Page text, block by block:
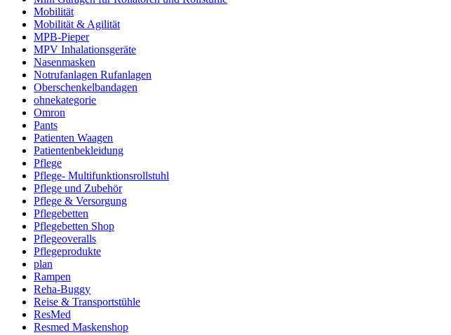
Mobilität
Mobilität & Agilität
MPB-Pieper
MPV Inhalationsgeräte
Nasenmasken
Notrufanlagen Rufanlagen
Oberschenkelbandagen
ohnekategorie
Omron
Pants
Patienten Waagen
Patientenbekleidung
Pflege
Pflege- Multifunktionsrollstuhl
Pflege und Zubehör
Pflege & Versorgung
Pflegebetten
Pflegebetten Shop
Pflegeoveralls
Pflegeprodukte
plan
Rampen
Reha-Buggy
Reise & Transportstühle
ResMed
Resmed Maskenshop